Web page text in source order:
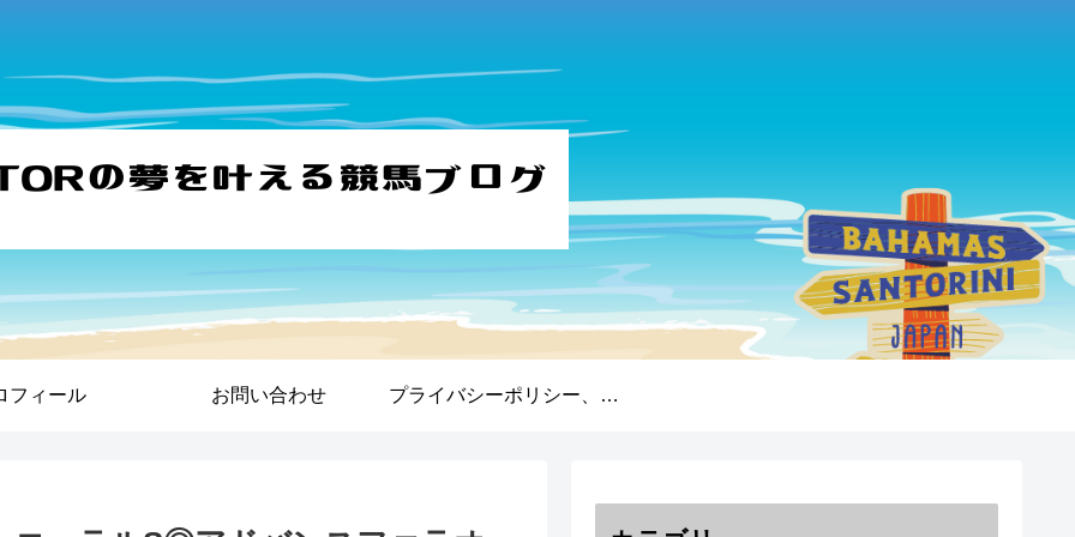
フィール お問い合わせ プライバシーポリシー、免責事項、著作権について